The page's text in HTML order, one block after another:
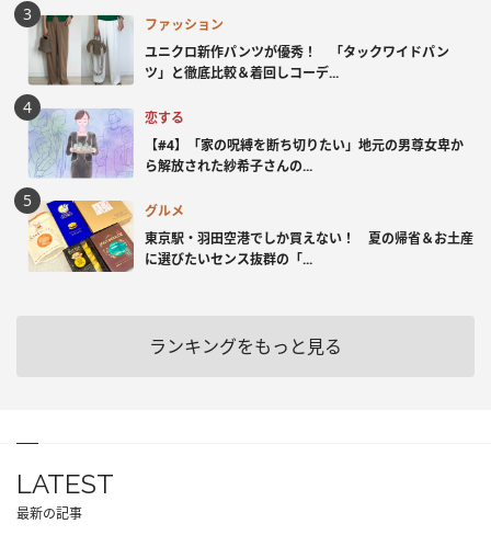
ファッション
ユニクロ新作パンツが優秀！ 「タックワイドパン
ツ」と徹底比較＆着回しコーデ...
恋する
【#4】「家の呪縛を断ち切りたい」地元の男尊女卑か
ら解放された紗希子さんの...
グルメ
東京駅・羽田空港でしか買えない！ 夏の帰省＆お土産
に選びたいセンス抜群の「...
ランキングをもっと見る
LATEST
最新の記事